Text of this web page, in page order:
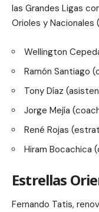
las Grandes Ligas
Orioles y
Wellington
Ramón Santiago
Tony Díaz
Jorge Mejía
René Rojas
Hiram Bocachica
Estrellas
Fernando Tatis,